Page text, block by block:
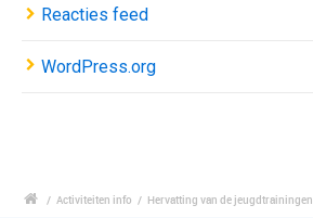
Reacties feed
WordPress.org
/ Activiteiten info / Hervatting van de jeugdtrainingen